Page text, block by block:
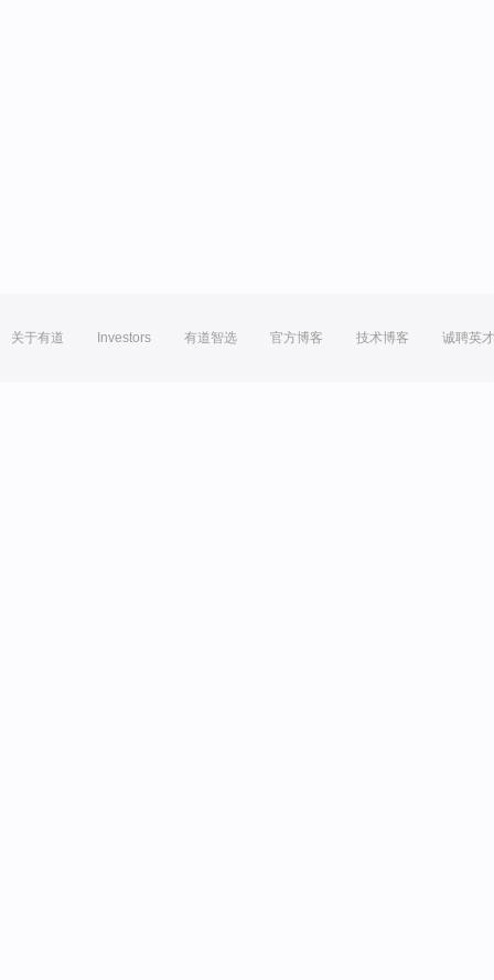
关于有道 Investors 有道智选 官方博客 技术博客 诚聘英才